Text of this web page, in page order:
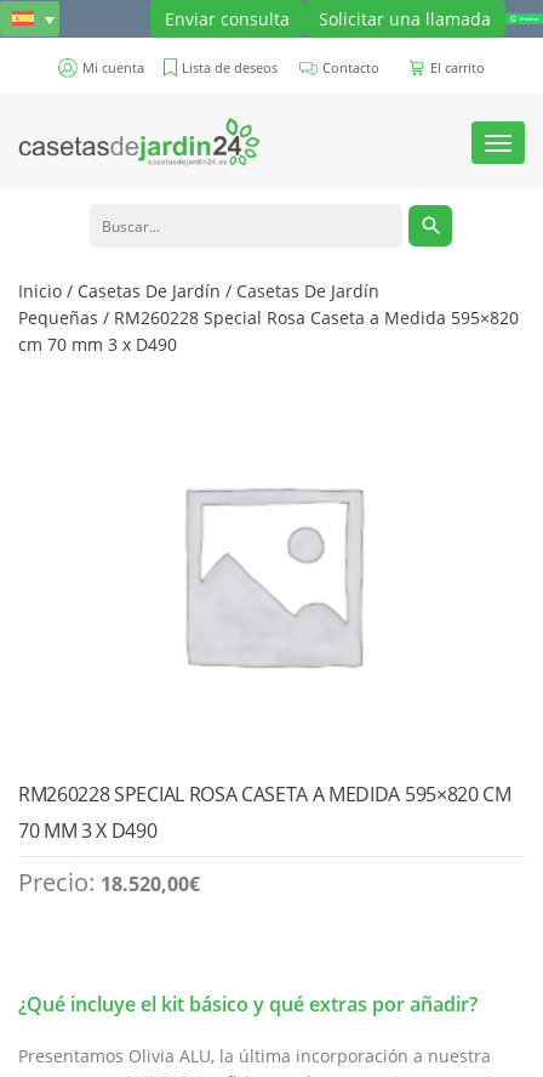
Enviar consulta Solicitar una llamada
Mi cuenta Lista de deseos Contacto El carrito
Toggle
Inicio / Casetas De Jardín / Casetas De Jardín
Pequeñas / RM260228 Special Rosa Caseta a Medida 595×820
cm 70 mm 3 x D490
RM260228 SPECIAL ROSA CASETA A MEDIDA 595×820 CM
70 MM 3 X D490
Precio: 18.520,00€
¿Qué incluye el kit básico y qué extras por añadir?
Presentamos Olivia ALU, la última incorporación a nuestra